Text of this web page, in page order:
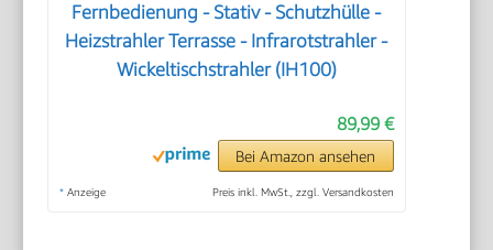
Fernbedienung - Stativ - Schutzhülle -
Heizstrahler Terrasse - Infrarotstrahler -
Wickeltischstrahler (IH100)
89,99 €
Bei Amazon ansehen
* Anzeige Preis inkl. MwSt., zzgl. Versandkosten